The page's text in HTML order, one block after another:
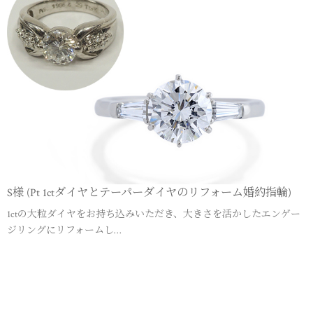
S様 (Pt 1ctダイヤとテーパーダイヤのリフォーム婚約指輪)
1ctの大粒ダイヤをお持ち込みいただき、大きさを活かしたエンゲー
ジリングにリフォームし…